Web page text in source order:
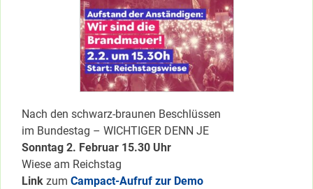
Nach den schwarz-braunen Beschlüssen
im Bundestag – WICHTIGER DENN JE
Sonntag 2. Februar 15.30 Uhr
Wiese am Reichstag
Link zum Campact-Aufruf zur Demo